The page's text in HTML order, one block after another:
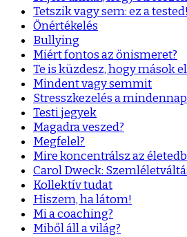
Tetszik vagy sem: ez a tested!
Önértékelés
Bullying
Miért fontos az önismeret?
Te is küzdesz, hogy mások
Mindent vagy semmit
Stresszkezelés a
Testi jegyek
Magadra veszed?
Megfelel?
Mire koncentrálsz az
Carol Dweck:
Kollektív tudat
Hiszem, ha látom!
Mi a coaching?
Miből áll a világ?